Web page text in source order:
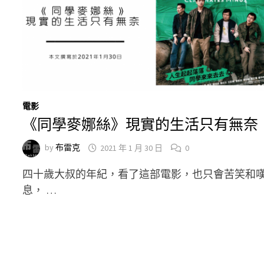
電影
《同學麥娜絲》現實的生活只有無奈
by布雷克 2021 年 1 月 30 日 0
四十歲大叔的年紀，看了這部電影，也只會苦笑和
息， …